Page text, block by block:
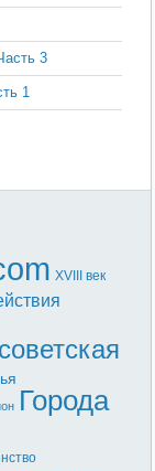
3
1
XVIII век
Города